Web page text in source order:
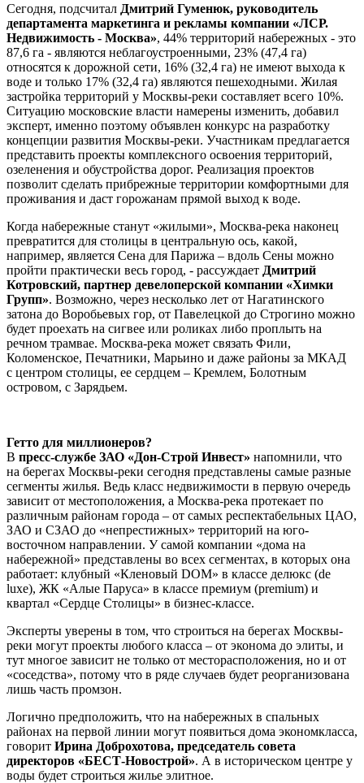
Сегодня, подсчитал Дмитрий Гуменюк, руководитель
департамента маркетинга и рекламы компании «ЛСР.
Недвижимость - Москва», 44% территорий набережных - это
87,6 га - являются неблагоустроенными, 23% (47,4 га)
относятся к дорожной сети, 16% (32,4 га) не имеют выхода к
воде и только 17% (32,4 га) являются пешеходными. Жилая
застройка территорий у Москвы-реки составляет всего 10%.
Ситуацию московские власти намерены изменить, добавил
эксперт, именно поэтому объявлен конкурс на разработку
концепции развития Москвы-реки. Участникам предлагается
представить проекты комплексного освоения территорий,
озеленения и обустройства дорог. Реализация проектов
позволит сделать прибрежные территории комфортными для
проживания и даст горожанам прямой выход к воде.
Когда набережные станут «жилыми», Москва-река наконец
превратится для столицы в центральную ось, какой,
например, является Сена для Парижа – вдоль Сены можно
пройти практически весь город, - рассуждает Дмитрий
Котровский, партнер девелоперской компании «Химки
Групп». Возможно, через несколько лет от Нагатинского
затона до Воробьевых гор, от Павелецкой до Строгино можно
будет проехать на сигвее или роликах либо проплыть на
речном трамвае. Москва-река может связать Фили,
Коломенское, Печатники, Марьино и даже районы за МКАД
с центром столицы, ее сердцем – Кремлем, Болотным
островом, с Зарядьем.
Гетто для миллионеров?
В пресс-службе ЗАО «Дон-Строй Инвест» напомнили, что
на берегах Москвы-реки сегодня представлены самые разные
сегменты жилья. Ведь класс недвижимости в первую очередь
зависит от местоположения, а Москва-река протекает по
различным районам города – от самых респектабельных ЦАО,
ЗАО и СЗАО до «непрестижных» территорий на юго-
восточном направлении. У самой компании «дома на
набережной» представлены во всех сегментах, в которых она
работает: клубный «Кленовый DOM» в классе делюкс (de
luxe), ЖК «Алые Паруса» в классе премиум (premium) и
квартал «Сердце Столицы» в бизнес-классе.
Эксперты уверены в том, что строиться на берегах Москвы-
реки могут проекты любого класса – от эконома до элиты, и
тут многое зависит не только от месторасположения, но и от
«соседства», потому что в ряде случаев будет реорганизована
лишь часть промзон.
Логично предположить, что на набережных в спальных
районах на первой линии могут появиться дома экономкласса,
говорит Ирина Доброхотова, председатель совета
директоров «БЕСТ-Новострой». А в историческом центре у
воды будет строиться жилье элитное.